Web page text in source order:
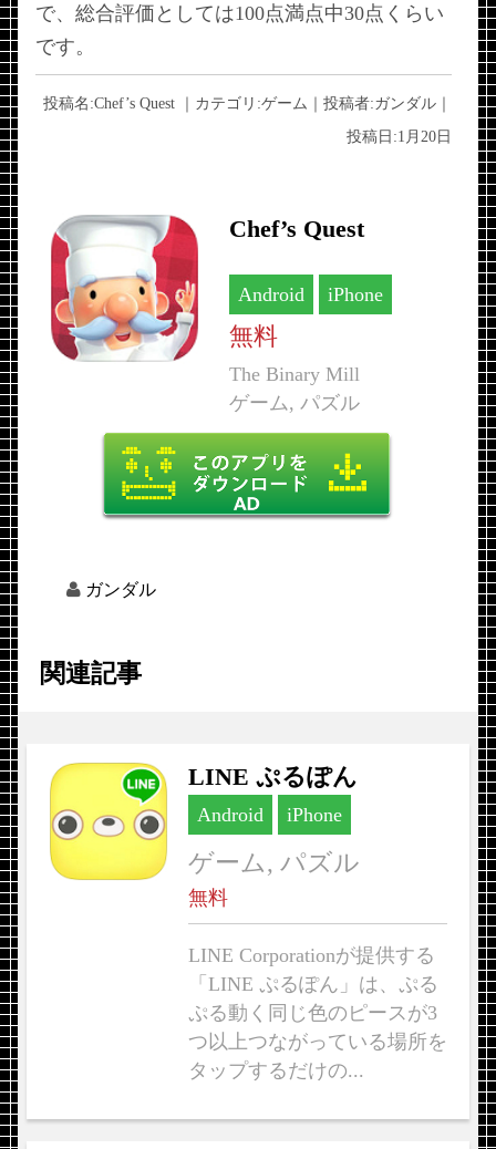
で、総合評価としては100点満点中30点くらい
です。
投稿名:Chef’s Quest ｜カテゴリ:ゲーム ｜投稿者:ガンダル｜
投稿日:1月20日
Chef’s Quest
Android iPhone
無料
The Binary Mill
ゲーム, パズル
ガンダル
関連記事
LINE ぷるぽん
Android iPhone
ゲーム, パズル
無料
LINE Corporationが提供する
「LINE ぷるぽん」は、ぷる
ぷる動く同じ色のピースが3
つ以上つながっている場所を
タップするだけの...